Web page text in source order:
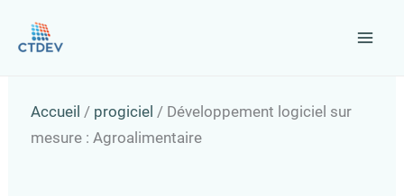
Accueil / progiciel / Développement logiciel sur
mesure : Agroalimentaire